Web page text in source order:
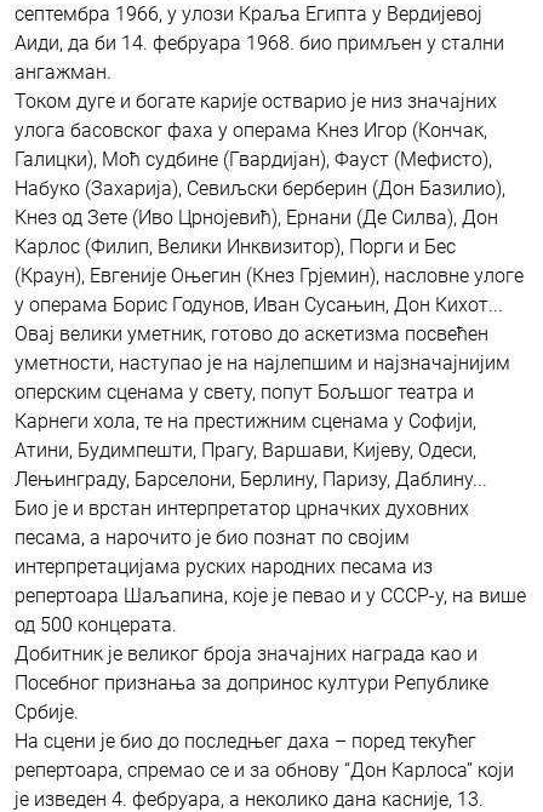
септембра 1966, у улози Краља Египта у Вердијевој
Аиди, да би 14. фебруара 1968. био примљен у стални
ангажман.
Током дуге и богате карије остварио је низ значајних
улога басовског фаха у операма Кнез Игор (Кончак,
Галицки), Моћ судбине (Гвардијан), Фауст (Мефисто),
Набуко (Захарија), Севиљски берберин (Дон Базилио),
Кнез од Зете (Иво Црнојевић), Ернани (Де Силва), Дон
Карлос (Филип, Велики Инквизитор), Порги и Бес
(Краун), Евгеније Оњегин (Кнез Грјемин), насловне улоге
у операма Борис Годунов, Иван Сусањин, Дон Кихот...
Овај велики уметник, готово до аскетизма посвећен
уметности, наступао је на најлепшим и најзначајнијим
оперским сценама у свету, попут Бољшог театра и
Карнеги хола, те на престижним сценама у Софији,
Атини, Будимпешти, Прагу, Варшави, Кијеву, Одеси,
Лењинграду, Барселони, Берлину, Паризу, Даблину...
Био је и врстан интерпретатор црначких духовних
песама, а нарочито је био познат по својим
интерпретацијама руских народних песама из
репертоара Шаљапина, које је певао и у СССР-у, на више
од 500 концерата.
Добитник је великог броја значајних награда као и
Посебног признања за допринос култури Републике
Србије.
На сцени је био до последњег даха – поред текућег
репертоара, спремао се и за обнову “Дон Карлоса” који
је изведен 4. фебруара, а неколико дана касније, 13.